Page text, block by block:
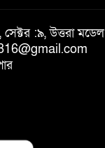
:৯, উত্তরা মডেল